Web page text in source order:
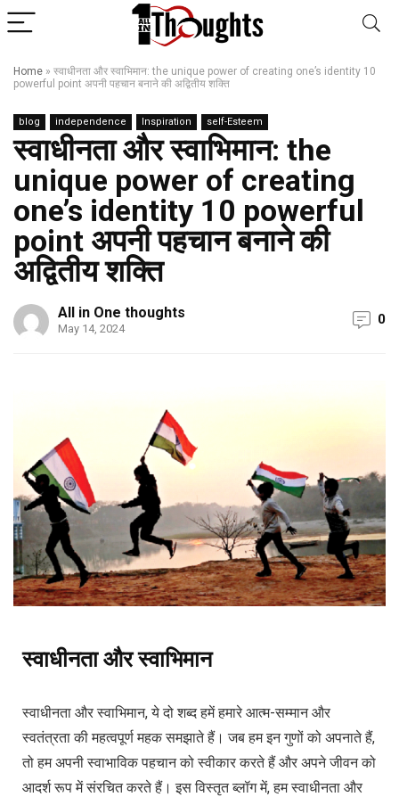
Home » स्वाधीनता और स्वाभिमान: the unique power of creating one’s identity 10
powerful point अपनी पहचान बनाने की अद्वितीय शक्ति
blog independence Inspiration self-Esteem
स्वाधीनता और स्वाभिमान: the
unique power of creating
one’s identity 10 powerful
point अपनी पहचान बनाने की
अद्वितीय शक्ति
All in One thoughts
May 14, 2024
0
स्वाधीनता औरस्वाभिमान
स्वाधीनता और स्वाभिमान, ये दो शब्द हमें हमारे आत्म-सम्मान और
स्वतंत्रता की महत्वपूर्ण महक समझाते हैं। जब हम इन गुणों को अपनाते हैं,
तो हम अपनी स्वाभाविक पहचान को स्वीकार करते हैं और अपने जीवन को
आदर्श रूप में संरचित करते हैं। इस विस्तृत ब्लॉग में, हम स्वाधीनता और